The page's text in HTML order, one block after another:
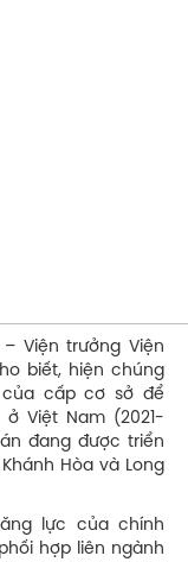
Viện trưởng Viện
biết, hiện chúng
cấp cơ sở để
Việt Nam (2021-
đang được triển
Hòa và Long
lực của chính
hợp liên ngành